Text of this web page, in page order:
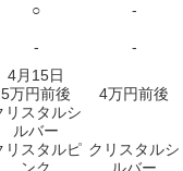
○
-
-
-
4月15日
5万円前後 4万円前後
リスタルシ
ルバー
リスタルピ クリスタルシ